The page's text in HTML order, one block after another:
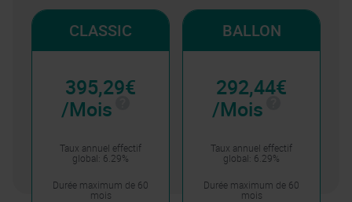
CLASSIC
395,29€
/Mois
Taux annuel effectif
global: 6.29%
Durée maximum de 60
mois
BALLON
292,44€
/Mois
Taux annuel effectif
global: 6.29%
Durée maximum de 60
mois